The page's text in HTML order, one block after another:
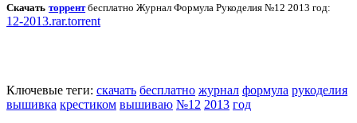
Скачатьторрент бесплатно Журнал Формула Рукоделия №122013 год:
12-2013.rar.torrent
Ключевые теги: скачать бесплатно журнал формула рукоделия
вышивка крестиком вышиваю №12 2013 год